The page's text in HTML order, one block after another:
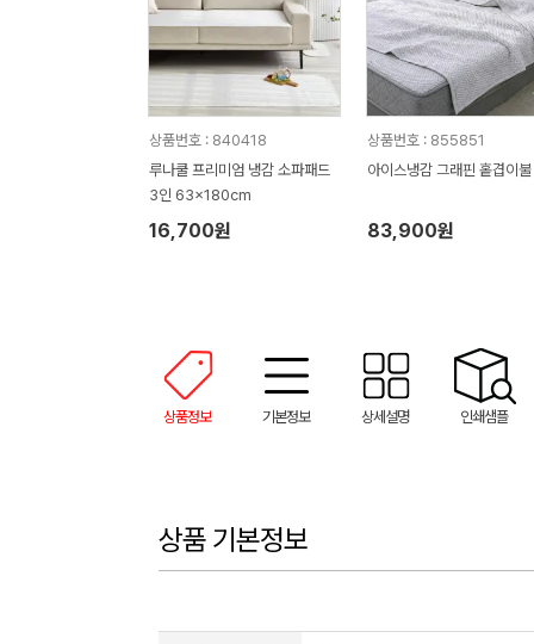
상품번호 : 840418
루나쿨 프리미엄 냉감 소파패드
3인 63x180cm
16,700원
상품번호 : 855851
아이스냉감 그래핀 홑겹이불
83,900원
상품정보 기본정보 상세설명 인쇄샘플
상품 기본정보